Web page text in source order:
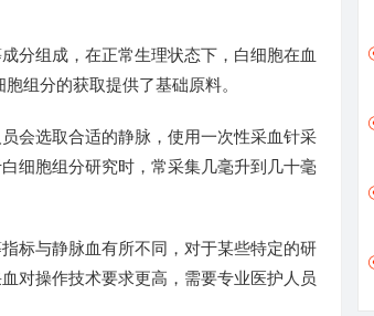
分组成，在正常生理状态下，白细胞在血
组分的获取提供了基础原料。
会选取合适的静脉，使用一次性采血针采
细胞组分研究时，常采集几毫升到几十毫
标与静脉血有所不同，对于某些特定的研
对操作技术要求更高，需要专业医护人员